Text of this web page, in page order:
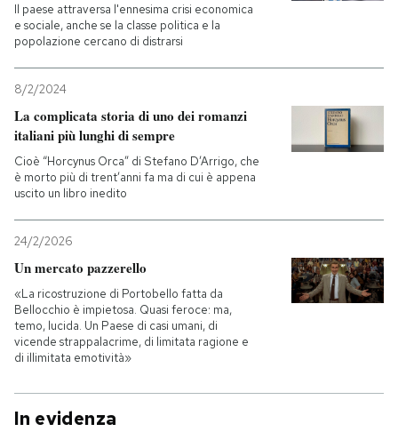
Il paese attraversa l'ennesima crisi economica
e sociale, anche se la classe politica e la
popolazione cercano di distrarsi
8/2/2024
La complicata storia di uno dei romanzi
italiani più lunghi di sempre
Cioè “Horcynus Orca” di Stefano D’Arrigo, che
è morto più di trent’anni fa ma di cui è appena
uscito un libro inedito
24/2/2026
Un mercato pazzerello
«La ricostruzione di Portobello fatta da
Bellocchio è impietosa. Quasi feroce: ma,
temo, lucida. Un Paese di casi umani, di
vicende strappalacrime, di limitata ragione e
di illimitata emotività»
In evidenza